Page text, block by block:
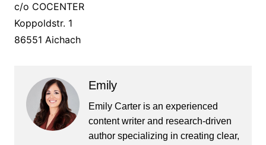
c/o COCENTER
Koppoldstr. 1
86551 Aichach
Emily
Emily Carter is an experienced
content writer and research-driven
author specializing in creating clear,